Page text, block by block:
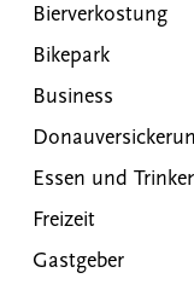
Bierverkostung
Bikepark
Business
Essen und
Freizeit
Gastgeber